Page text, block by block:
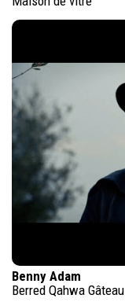
Benny Adam
Berred Qahwa Gâteau